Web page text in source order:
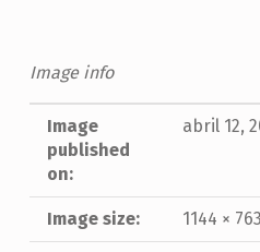
Image info
Image
published
on:
abril 12,
Image size: 1144 ×